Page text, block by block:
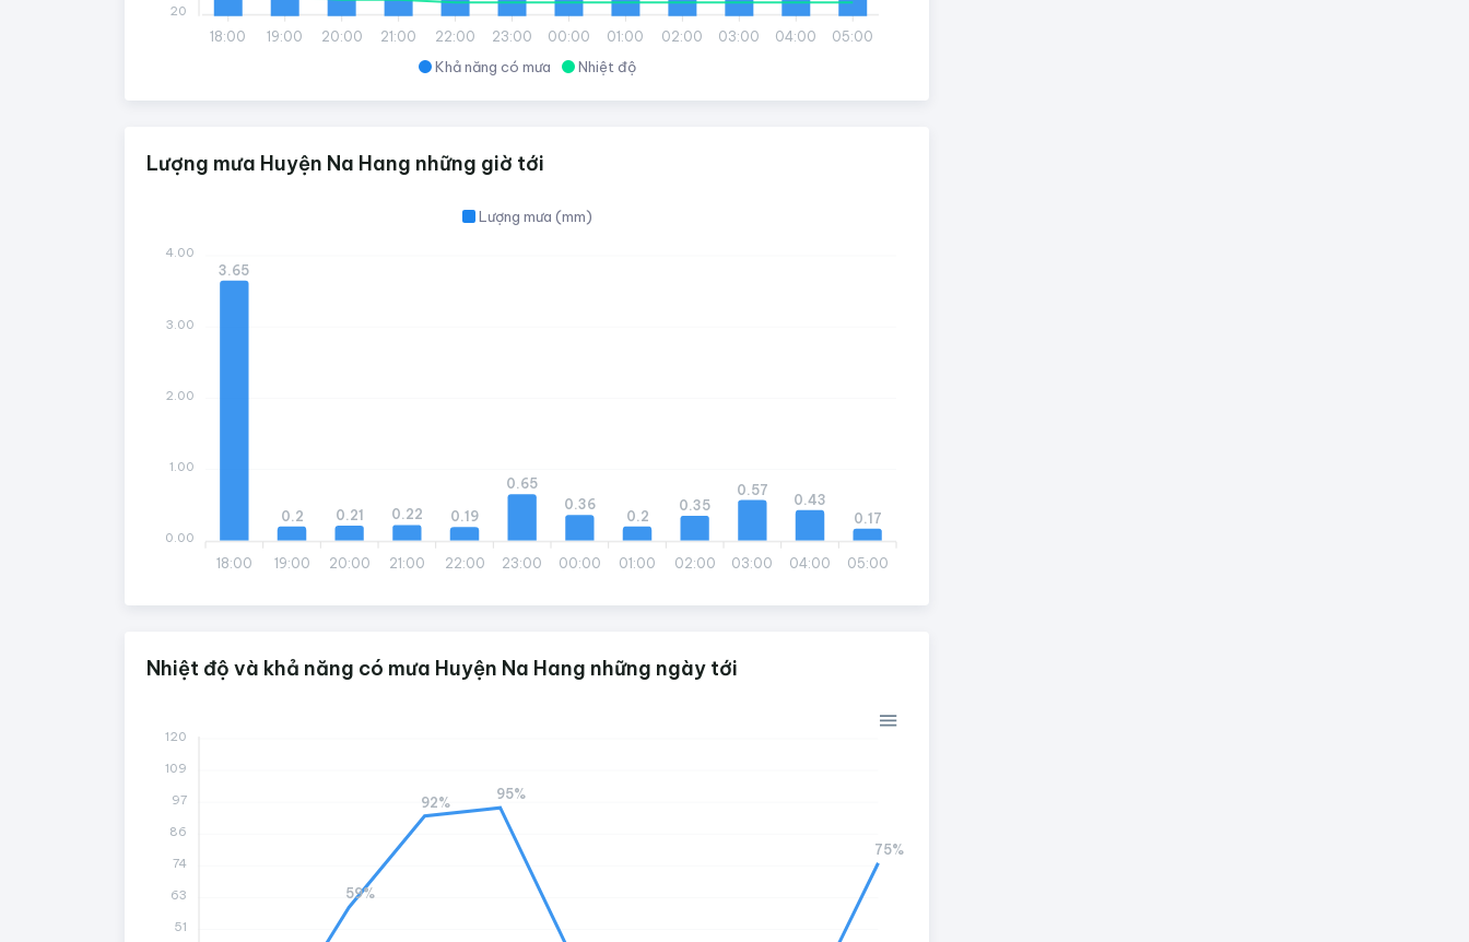
Khả năng có mưa Nhiệt độ
18:00 19:00 20:00 21:00 22:00 23:00 00:00 01:00 02:00 03:00 04:00 05:00
20
Lượng mưa Huyện Na Hang những giờ tới
Lượng mưa (mm)
18:00 19:00 20:00 21:00 22:00 23:00 00:00 01:00 02:00 03:00 04:00 05:00
3.65
0.2 0.21 0.22 0.19
0.65
0.36
0.2
0.35
0.57
0.43
0.17
4.00
3.00
2.00
1.00
0.00
Nhiệt độ và khả năng có mưa Huyện Na Hang những ngày tới
59%
92%
95%
75%
120
109
97
86
74
63
51